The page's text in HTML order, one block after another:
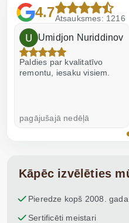
4.7Atsauksmes: 1216
Umidjon Nuriddinov
Paldies par kvalitatīvo
remontu, iesaku visiem.
pagājušajā nedēļā
Kāpēc izvēlēties
Pieredze kopš 2008. gada
Sertificēti meistari